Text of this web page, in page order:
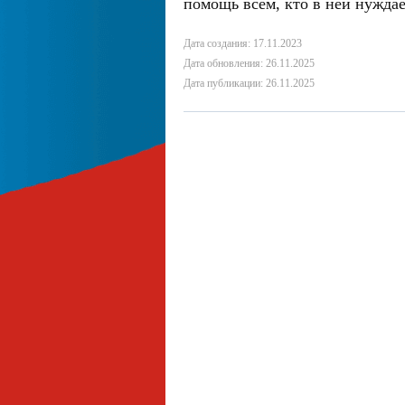
помощь всем, кто в ней
Дата создания: 17.11.2023
Дата обновления: 26.11.2025
Дата публикации: 26.11.2025